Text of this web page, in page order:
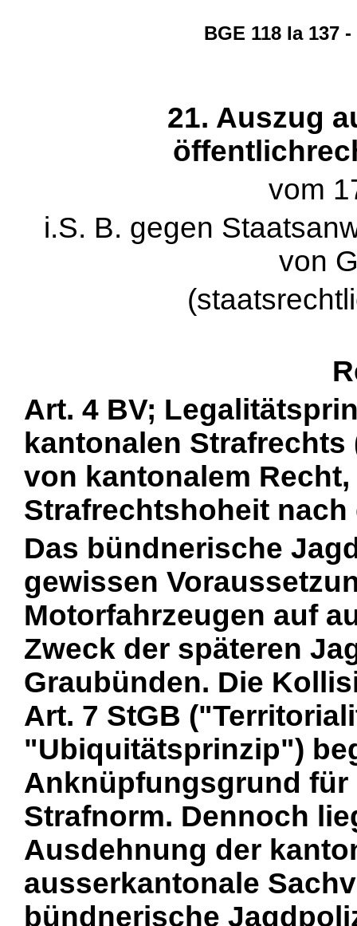
BGE 118 Ia 137
21. Auszug
vom
i.S. B. gegen
von
Art. 4 BV;
kantonalen
von kantonalem
Strafrechtshoheit
Das bündnerische
gewissen
Motorfahrzeugen auf
Zweck der späteren
Graubünden. Die
Art. 7 StGB
"Ubiquitätsprinzip")
Anknüpfungsgrund für
Strafnorm. Dennoch
Ausdehnung der
ausserkantonale
bündnerische